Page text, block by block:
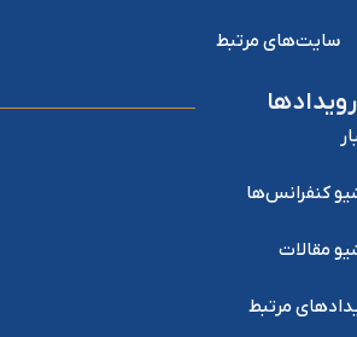
سایت‌های مرتبط
رویدادها
کنفرانس‌ها
مقالات
مرتبط